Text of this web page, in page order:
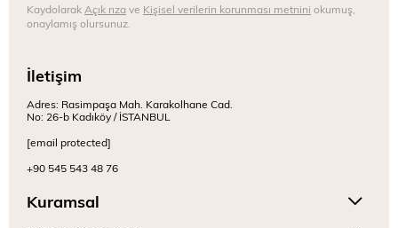
Kaydolarak Açık rızave Kişisel verilerin korunması metnini okumuş,
onaylamış olursunuz.
İletişim
Adres: Rasimpaşa Mah. Karakolhane Cad.
No: 26-b Kadıköy / İSTANBUL
[email protected]
+90 545 543 48 76
Kuramsal